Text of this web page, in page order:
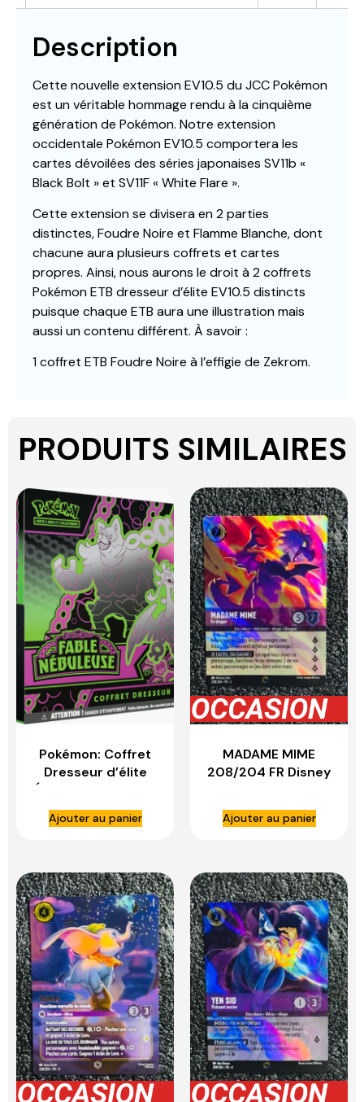
Description
Cette nouvelle extension EV10.5 du JCC Pokémon
est un véritable hommage rendu à la cinquième
génération de Pokémon. Notre extension
occidentale Pokémon EV10.5 comportera les
cartes dévoilées des séries japonaises SV11b «
Black Bolt » et SV11F « White Flare ».
Cette extension se divisera en 2 parties
distinctes, Foudre Noire et Flamme Blanche, dont
chacune aura plusieurs coffrets et cartes
propres. Ainsi, nous aurons le droit à 2 coffrets
Pokémon ETB dresseur d’élite EV10.5 distincts
puisque chaque ETB aura une illustration mais
aussi un contenu différent. À savoir :
1 coffret ETB Foudre Noire à l’effigie de Zekrom.
PRODUITS SIMILAIRES
Pokémon: Coffret
Dresseur d’élite
Écarlate et Violet –
Fable Nébuleuse du
JCC Pokémon
Ajouter au panier
MADAME MIME
208/204 FR Disney
Ajouter au panier